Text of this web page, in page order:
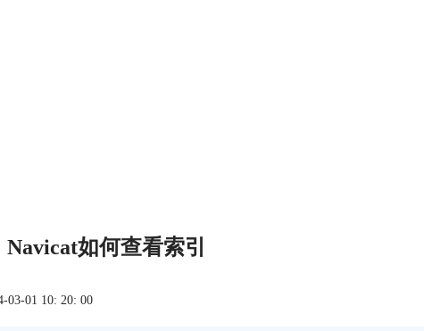
如何查看索引
03-01 10: 20: 00